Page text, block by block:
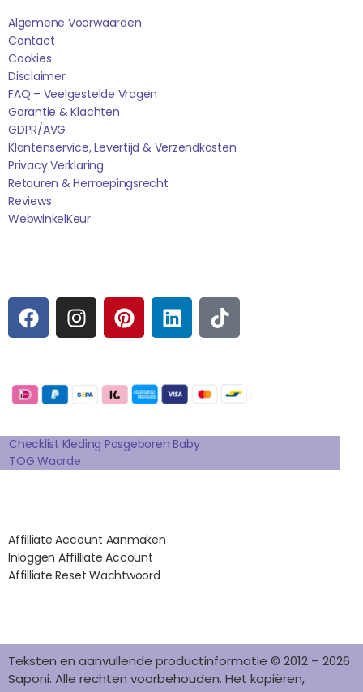
Algemene Voorwaarden
Contact
Cookies
Disclaimer
FAQ – Veelgestelde Vragen
Garantie & Klachten
GDPR/AVG
Klantenservice, Levertijd & Verzendkosten
Privacy Verklaring
Retouren & Herroepingsrecht
Reviews
WebwinkelKEur
F
A
C
B
O
O
K
I
N
S
A
R
A
M
P
I
N
E
R
E
S
T
L
I
N
E
D
I
N
T
I
K
O
K
Checklist Kleding Pasgeboren Baby
TOG Waarde
Affilliate Account Aanmaken
Inloggen Affilliate Account
Affilliate Reset Wachtwoord
Teksten en aanvullende productinformatie © 2012 – 2026
Saponi. Alle rechten voorbehouden. Het kopiëren,